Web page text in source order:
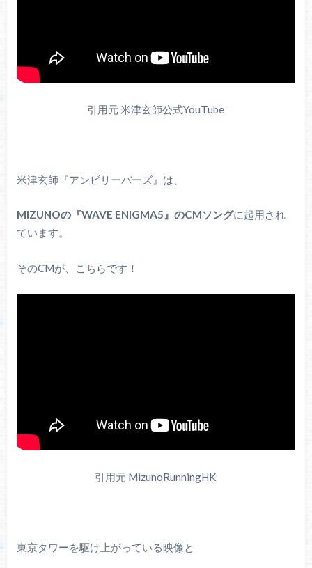
引用元 米津玄師公式YouTube
米津玄師『アンビリーバーズ』は、
MIZUNOの『WAVE ENIGMA5』のCMソングに起用され
ています。
そのCMが、こちらです！
引用元 MizunoRunningHK
東京タワーを駆け上がっている映像と